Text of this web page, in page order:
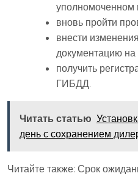
уполномоченном
вновь пройти
внести
документацию
получить
ГИБДД.
Читать статью
день с сохранением
Читайте также: Срок